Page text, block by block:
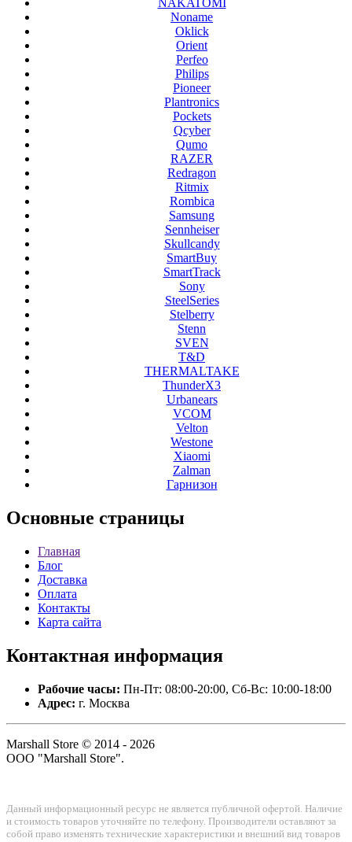
NAKATOMI
Noname
Oklick
Orient
Perfeo
Philips
Pioneer
Plantronics
Pockets
Qcyber
Qumo
RAZER
Redragon
Ritmix
Rombica
Samsung
Sennheiser
Skullcandy
SmartBuy
SmartTrack
Sony
SteelSeries
Stelberry
Stenn
SVEN
T&D
THERMALTAKE
ThunderX3
Urbanears
VCOM
Velton
Westone
Xiaomi
Zalman
Гарнизон
Основные страницы
Главная
Блог
Доставка
Оплата
Контакты
Карта сайта
Контактная информация
Рабочие часы: Пн-Пт: 08:00-20:00, Сб-Вс: 10:00-18:00
Адрес: г. Москва
Marshall Store © 2014 - 2026
ООО "Marshall Store".
Данный информационный ресурс не является публичной офертой. Наличие
и стоимость товаров уточняйте по телефону. Производители оставляют за
собой право изменять технические характеристики и внешний вид товаров